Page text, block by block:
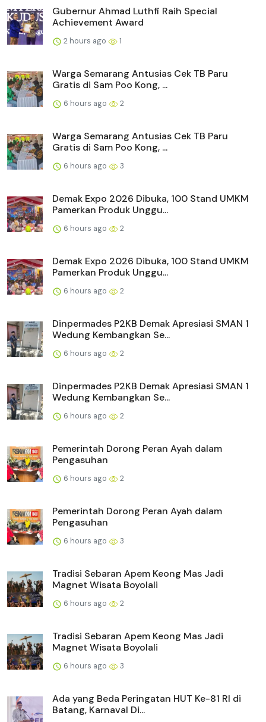
Gubernur Ahmad Luthfi Raih Special
Achievement Award
2 hours ago 1
Warga Semarang Antusias Cek TB Paru
Gratis di Sam Poo Kong, ...
6 hours ago 2
Warga Semarang Antusias Cek TB Paru
Gratis di Sam Poo Kong, ...
6 hours ago 3
Demak Expo 2026 Dibuka, 100 Stand UMKM
Pamerkan Produk Unggu...
6 hours ago 2
Demak Expo 2026 Dibuka, 100 Stand UMKM
Pamerkan Produk Unggu...
6 hours ago 2
Dinpermades P2KB Demak Apresiasi SMAN 1
Wedung Kembangkan Se...
6 hours ago 2
Dinpermades P2KB Demak Apresiasi SMAN 1
Wedung Kembangkan Se...
6 hours ago 2
Pemerintah Dorong Peran Ayah dalam
Pengasuhan
6 hours ago 2
Pemerintah Dorong Peran Ayah dalam
Pengasuhan
6 hours ago 3
Tradisi Sebaran Apem Keong Mas Jadi
Magnet Wisata Boyolali
6 hours ago 2
Tradisi Sebaran Apem Keong Mas Jadi
Magnet Wisata Boyolali
6 hours ago 3
Ada yang Beda Peringatan HUT Ke-81 RI di
Batang, Karnaval Di...